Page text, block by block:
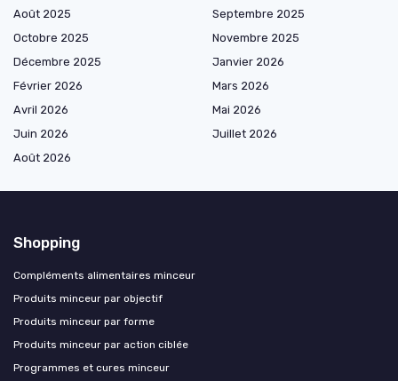
Août 2025
Septembre 2025
Octobre 2025
Novembre 2025
Décembre 2025
Janvier 2026
Février 2026
Mars 2026
Avril 2026
Mai 2026
Juin 2026
Juillet 2026
Août 2026
Shopping
Compléments alimentaires minceur
Produits minceur par objectif
Produits minceur par forme
Produits minceur par action ciblée
Programmes et cures minceur